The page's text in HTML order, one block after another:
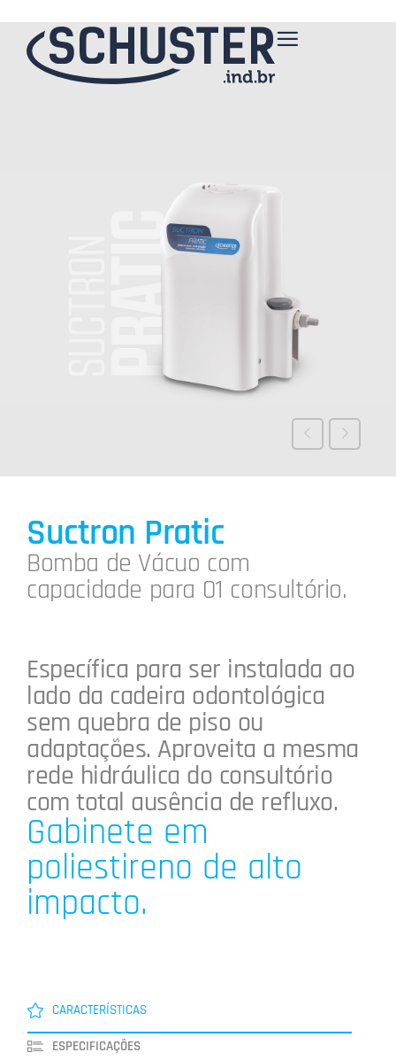
Suctron Pratic
Bomba de Vácuo com
capacidade para 01 consultório.
Específica para ser instalada ao
lado da cadeira odontológica
sem quebra de piso ou
adaptações. Aproveita a mesma
rede hidráulica do consultório
com total ausência de refluxo.
Gabinete em
poliestireno de alto
impacto.
CARACTERÍSTICAS
ESPECIFICAÇÕES